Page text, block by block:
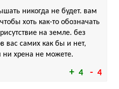
4 4
никогда не будет. вам
хоть как-то обозначать
на земле. без
вас самих как бы и нет,
ни хрена не можете.